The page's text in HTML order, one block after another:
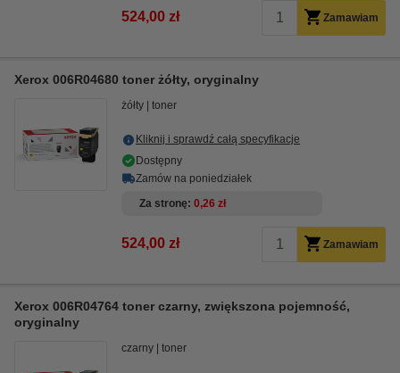
524,00 zł Zamawiam
Xerox 006R04680 toner żółty, oryginalny
żółty toner
Kliknij i sprawdź całą specyfikacje
Dostępny
Zamów na poniedziałek
Za stronę 0,26 zł
524,00 zł Zamawiam
Xerox 006R04764 toner czarny, zwiększona pojemność,
oryginalny
czarny toner